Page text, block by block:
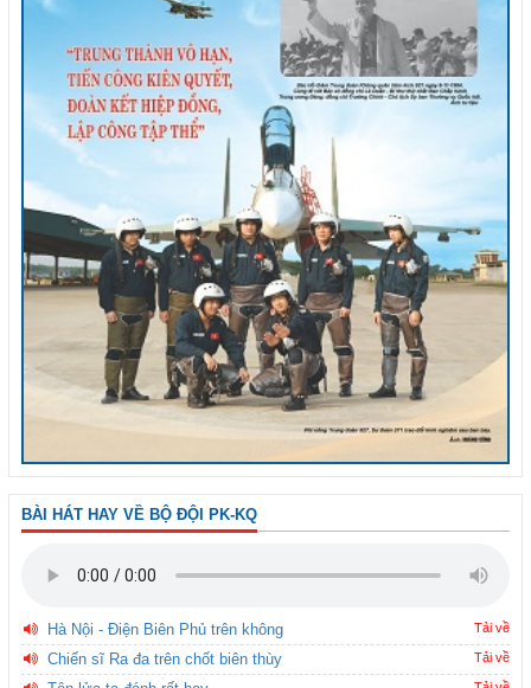
BÀI HÁT HAY VỀ BỘ ĐỘI PK-KQ
Hà Nội - Điện Biên Phủ trên không Tải về
Chiến sĩ Ra đa trên chốt biên thùy Tải về